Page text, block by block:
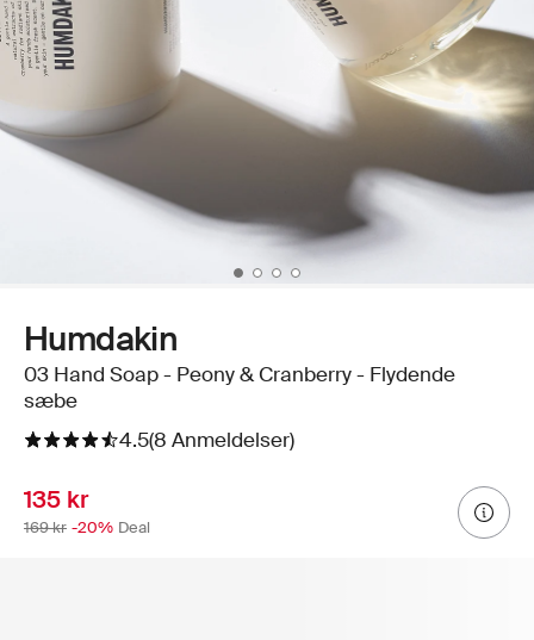
Humdakin
03 Hand Soap - Peony & Cranberry - Flydende
sæbe
4.5(8 Anmeldelser)
135 kr
169 kr -20% Deal